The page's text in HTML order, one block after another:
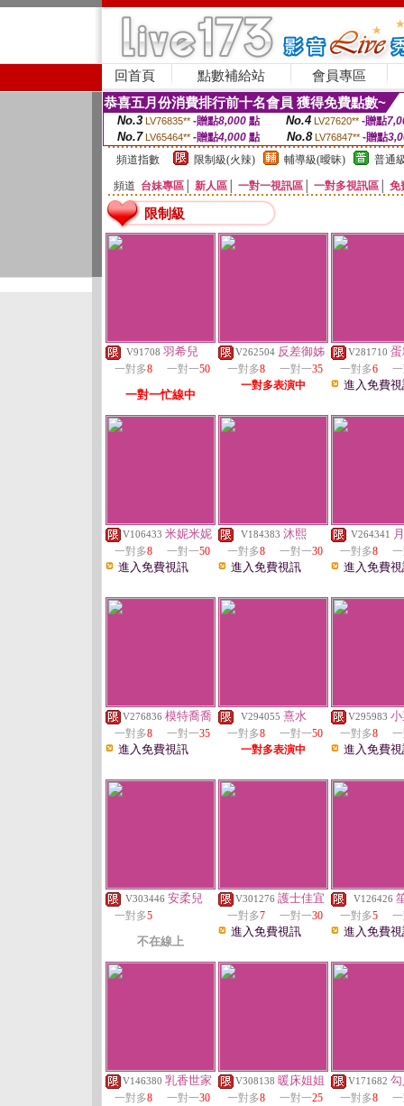
回首頁 點數補給站 會員專區
恭喜五月份消費排行前十名會員 獲得免費點數~
No.3 LV76835** -贈點8,000點 No.4 LV27620** -贈點
No.7 LV65464** -贈點4,000 點 No.8 LV76847** -贈點
頻道指數
限制級(火辣) 輔導級(曖昧) 普通
頻道 台妹專區 新人區 一對一視訊區 一對多視訊區 免
限制級
V91708 羽希兒
一對多8 一對一50
一對一忙線中
V262504 反差御姊
一對多8 一對一35
一對多表演中
V281710
一對多6
進入免費
V106433 米妮米妮
一對多8 一對一50
進入免費視訊
V184383 沐熙
一對多8 一對一30
進入免費視訊
V264341
一對多8
進入免費
V276836 模特喬喬
一對多8 一對一35
進入免費視訊
V294055 熹水
一對多8 一對一50
一對多表演中
V295983
一對多8
進入免費
V303446 安柔兒
一對多5
不在線上
V301276 護士佳宜
一對多7 一對一30
進入免費視訊
V126426
一對多5
進入免費
V146380 乳香世家
一對多8 一對一30
V308138 暖床姐姐
一對多8 一對一25
V171682
一對多8